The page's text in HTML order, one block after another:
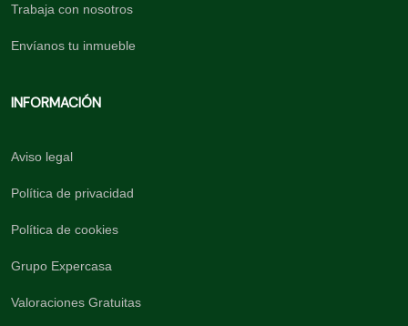
Trabaja con nosotros
Envíanos tu inmueble
INFORMACIÓN
Aviso legal
Política de privacidad
Política de cookies
Grupo Expercasa
Valoraciones Gratuitas